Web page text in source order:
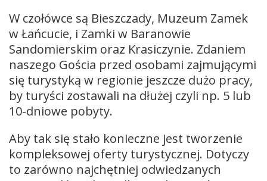
W czołówce są Bieszczady, Muzeum Zamek
w Łańcucie, i Zamki w Baranowie
Sandomierskim oraz Krasiczynie. Zdaniem
naszego Gościa przed osobami zajmującymi
się turystyką w regionie jeszcze dużo pracy,
by turyści zostawali na dłużej czyli np. 5 lub
10-dniowe pobyty.
Aby tak się stało konieczne jest tworzenie
kompleksowej oferty turystycznej. Dotyczy
to zarówno najchętniej odwiedzanych